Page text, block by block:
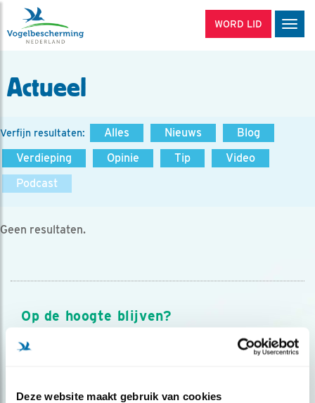
Deze website maakt gebruik van cookies
WORD LID
Actueel
Verfijn resultaten: Alles Nieuws
Blog
Verdieping
Opinie Tip
Video
Podcast
Geen resultaten.
Op de hoogte blijven?
Meld je aan en ontvang nieuws, inspiratie, acties en tips
over vogels en activiteiten van Vogelbescherming.